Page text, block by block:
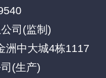
司(监制)
洲中大城4栋1117
(生产)